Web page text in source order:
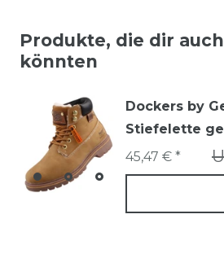
Produkte, die dir
könnten
Dockers by
Stiefelette
45,47 € *